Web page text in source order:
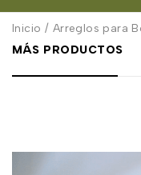
Inicio / Arreglos para
MÁS PRODUCTOS